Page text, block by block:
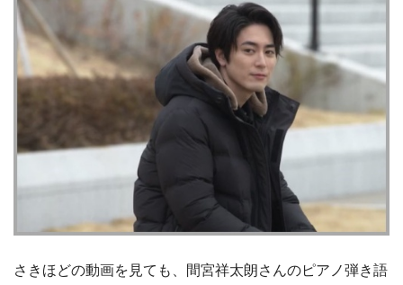
さきほどの動画を見ても、間宮祥太朗さんのピアノ弾き語